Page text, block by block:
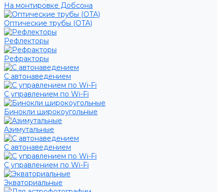
На монтировке Добсона
Оптические трубы (OTA)
Рефлекторы
Рефракторы
С автонаведением
С управлением по Wi-Fi
Бинокли широкоугольные
Азимутальные
С автонаведением
С управлением по Wi-Fi
Экваториальные